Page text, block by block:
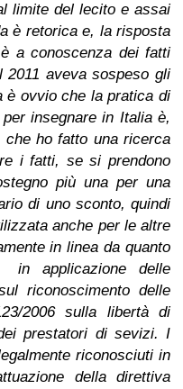
limite del lecito e assai
è retorica e, la risposta
a conoscenza dei fatti
2011 aveva sospeso gli
è ovvio che la pratica di
insegnare in Italia è,
che ho fatto una ricerca
i fatti, se si prendono
più una per una
di uno sconto, quindi
anche per le altre
in linea da quanto
in applicazione delle
riconoscimento delle
2006 sulla libertà di
prestatori di sevizi. I
riconosciuti in
della direttiva